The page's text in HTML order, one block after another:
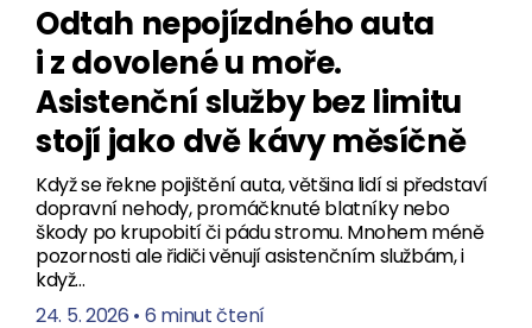
Odtah nepojízdného auta
i z dovolené u moře.
Asistenční služby bez limitu
stojí jako dvě kávy měsíčně
Když se řekne pojištění auta, většina lidí si představí
dopravní nehody, promáčknuté blatníky nebo
škody po krupobití či pádu stromu. Mnohem méně
pozornosti ale řidiči věnují asistenčním službám, i
když…
24. 5. 2026 • 6 minut čtení